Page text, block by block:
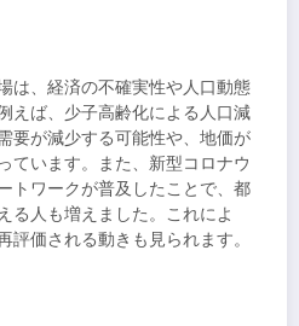
は、経済の不確実性や人口動態
えば、少子高齢化による人口減
要が減少する可能性や、地価が
ています。また、新型コロナウ
トワークが普及したことで、都
る人も増えました。これによ
評価される動きも見られます。